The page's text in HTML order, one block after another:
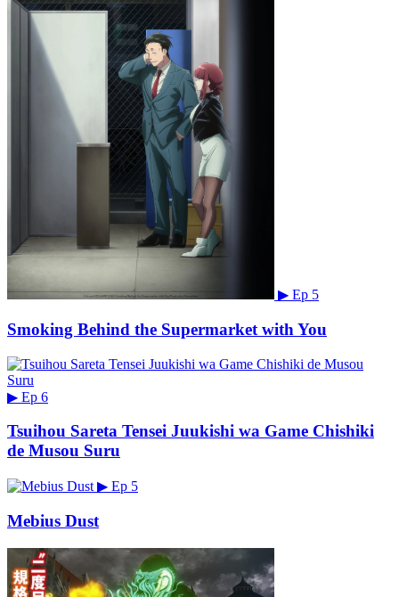
▶ Ep 5
Smoking Behind the Supermarket with You
▶ Ep 6
Tsuihou Sareta Tensei Juukishi wa Game Chishiki
de Musou Suru
▶ Ep 5
Mebius Dust